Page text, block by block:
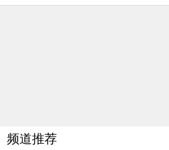
频道推荐